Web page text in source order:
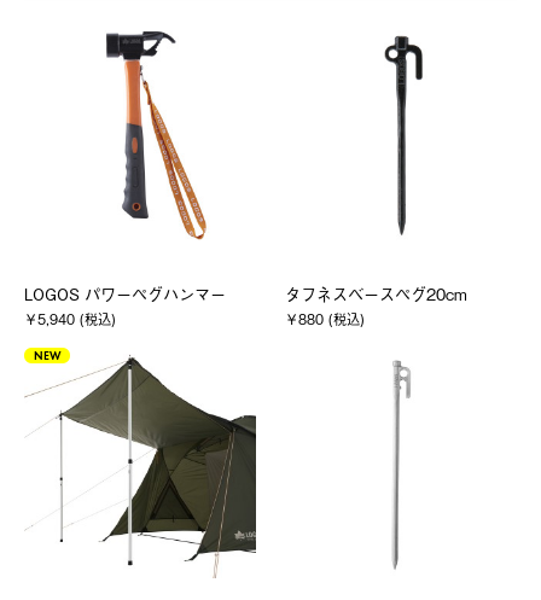
LOGOS パワーペグハンマー
￥5,940 (税込)
タフネスベースペグ20cm
￥880 (税込)
NEW